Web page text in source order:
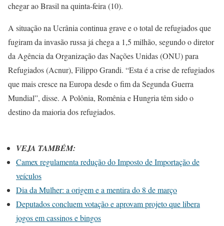
chegar ao Brasil na quinta-feira (10).
A situação na Ucrânia continua grave e o total de refugiados que
fugiram da invasão russa já chega a 1,5 milhão, segundo o diretor
da Agência da Organização das Nações Unidas (ONU) para
Refugiados (Acnur), Filippo Grandi. “Esta é a crise de refugiados
que mais cresce na Europa desde o fim da Segunda Guerra
Mundial”, disse. A Polônia, Romênia e Hungria têm sido o
destino da maioria dos refugiados.
VEJA TAMBÉM:
Camex regulamenta redução do Imposto de Importação de
veículos
Dia da Mulher: a origem e a mentira do 8 de março
Deputados concluem votação e aprovam projeto que libera
jogos em cassinos e bingos